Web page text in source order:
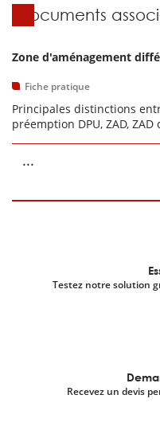
Documents
Zone d'aménagement
Fiche pratique
Principales distinctions
préemption DPU, ZAD, ZAD
...
Testez notre solution
Recevez un devis